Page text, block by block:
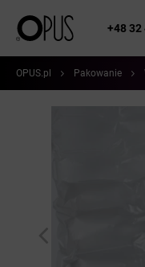
+48 32
OPUS.pl Pakowanie